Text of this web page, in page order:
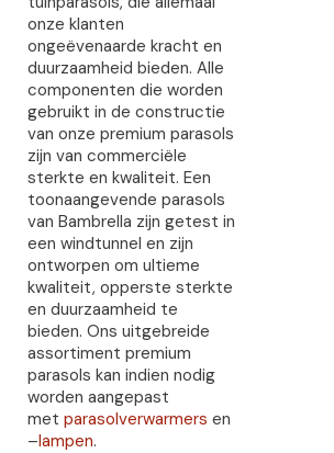
onze klanten
ongeëvenaarde kracht en
duurzaamheid bieden. Alle
componenten die worden
gebruikt in de constructie
van onze premium parasols
zijn van commerciële
sterkte en kwaliteit. Een
toonaangevende parasols
van Bambrella zijn getest in
een windtunnel en zijn
ontworpen om ultieme
kwaliteit, opperste sterkte
en duurzaamheid te
bieden. Ons uitgebreide
assortiment premium
parasols kan indien nodig
worden aangepast
met parasolverwarmers en
–lampen.